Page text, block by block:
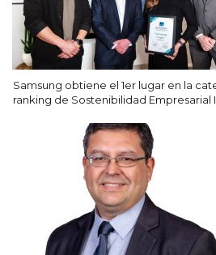
Samsung obtiene el 1er lugar en la
ranking de Sostenibilidad Empresarial